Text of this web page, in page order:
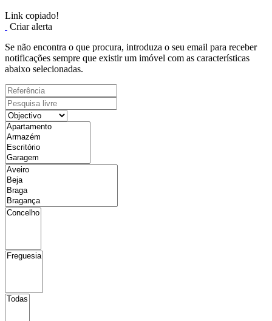
Link copiado!
Criar alerta
Se não encontra o que procura, introduza o seu email para receber
notificações sempre que existir um imóvel com as características
abaixo selecionadas.